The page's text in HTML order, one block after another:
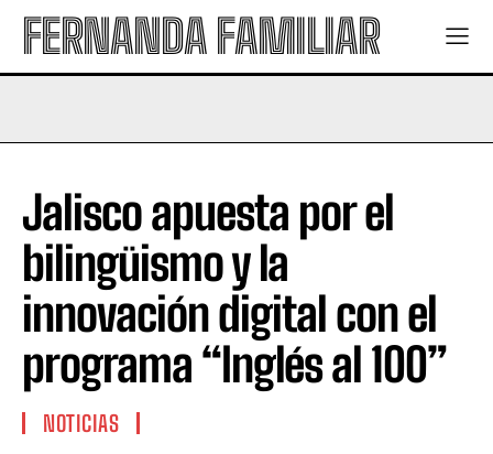
FERNANDA FAMILIAR
Jalisco apuesta por el
bilingüismo y la
innovación digital con el
programa “Inglés al 100”
NOTICIAS